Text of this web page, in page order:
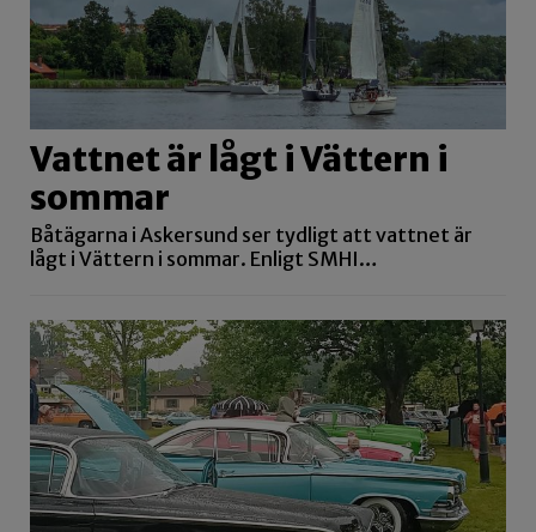
Vattnet är lågt i Vättern i
sommar
Båtägarna i Askersund ser tydligt att vattnet är
lågt i Vättern i sommar. Enligt SMHI…